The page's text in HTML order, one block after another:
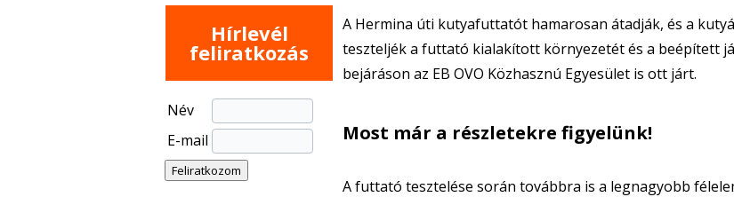
Hírlevél
feliratkozás
Név
E-mail
A Hermina úti kutyafuttatót hamarosan átadják, és a
teszteljék a futtató kialakított környezetét és a beépített
bejáráson az EB OVO Közhasznú Egyesület is ott járt.
Most már a részletekre figyelünk!
A futtató tesztelése során továbbra is a legnagyobb